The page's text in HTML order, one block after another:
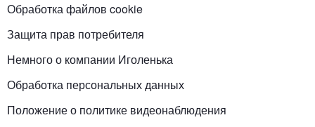
Обработка файлов cookie
Защита прав потребителя
Немного о компании Иголенька
Обработка персональных данных
Положение о политике видеонаблюдения